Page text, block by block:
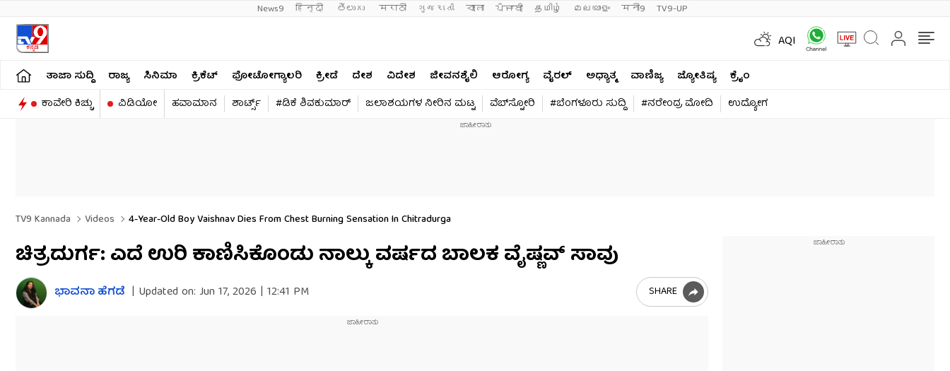
News9 हिन्दी తెలుగు मराठी ગુજરાતી বাংলা ਪੰਜਾਬੀ தமிழ் മലയാളം मनी9 TV9-UP
AQI
ತಾಜಾ ಸುದ್ದಿ ರಾಜ್ಯ ಸಿನಿಮಾ ಕ್ರಿಕೆಟ್​ ಫೋಟೋಗ್ಯಾಲರಿ ಕ್ರೀಡೆ ದೇಶ ವಿದೇಶ ಜೀವನಶೈಲಿ ಆರೋಗ್ಯ ವೈರಲ್​ ಅಧ್ಯಾತ್ಮ ವಾಣಿಜ್ಯ ಜ್ಯೋತಿಷ್ಯ
ಕ್ರೈಂ
ಕಾವೇರಿ ಕಿಚ್ಚು
ವಿಡಿಯೋ ಹವಾಮಾನ ಶಾರ್ಟ್ಸ್​ #ಡಿಕೆ ಶಿವಕುಮಾರ್​ ಜಲಾಶಯಗಳ ನೀರಿನ ಮಟ್ಟ ವೆಬ್​ಸ್ಟೋರಿ #ಬೆಂಗಳೂರು ಸುದ್ದಿ #ನರೇಂದ್ರ ಮೋದಿ ಉದ್ಯೋಗ
TV9 Kannada Videos 4-Year-Old Boy Vaishnav Dies From Chest Burning Sensation In Chitradurga
ಚಿತ್ರದುರ್ಗ: ಎದೆ ಉರಿ ಕಾಣಿಸಿಕೊಂಡು ನಾಲ್ಕು ವರ್ಷದ ಬಾಲಕ ವೈಷ್ಣವ್ ಸಾವು
ಭಾವನಾ ಹೆಗಡೆ | Updated on: Jun 17, 2026 | 12:41 PM SHARE